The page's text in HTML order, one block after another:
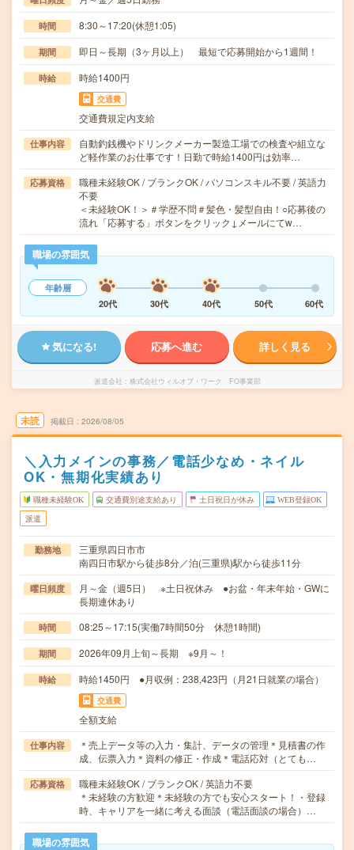
時間 8:30～17:20(休憩1:05)
期間 即日～長期（3ヶ月以上） 最短で応募開始から1週間！
時給 時給1400円
交通費
交通費規定内支給
仕事内容
自動釣銭機やドリンクメーカー製造工場での検査や組立な
ど軽作業のお仕事です！日勤で時給1400円は効率…
応募資格
職種未経験OK / ブランクOK / パソコンスキル不要 / 英語力
不要
＜未経験OK！＞＃学歴不問＃髪色・髪型自由！○応募後の
流れ「応募する」ボタンをクリック↓メールにてw…
職場の雰囲気
年齢層
20代
30代 40代 50代 60代
気になる! 応募へ進む 詳しく見る
派遣会社 株式会社ウィルオブ・ワーク FO事業部
未読 掲載日 2026/08/05
＼入力メインの事務／電話少なめ・ネイル
OK・無期化実績あり
職種未経験OK 交通費別途支給あり 土日祝日が休み WEB登録OK
派遣
勤務地
三重県四日市市
南四日市駅から徒歩8分／泊(三重県)駅から徒歩11分
曜日頻度
月～金（週5日） ※土日祝休み ●お盆・年末年始・GWに
長期連休あり
時間 08:25～17:15(実働7時間50分 休憩1時間)
期間 2026年09月上旬～長期 ※9月～！
時給 時給1450円 ●月収例：238,423円（月21日就業の場合）
交通費
全額支給
仕事内容
＊売上データ等の入力・集計、データの管理＊見積書の作
成、伝票入力＊資料の修正・作成＊電話応対（とても…
応募資格
職種未経験OK / ブランクOK / 英語力不要
＊未経験の方歓迎＊未経験の方でも安心スタート！・登録
時、キャリアを一緒に考える面談（電話面談の場合）…
職場の雰囲気